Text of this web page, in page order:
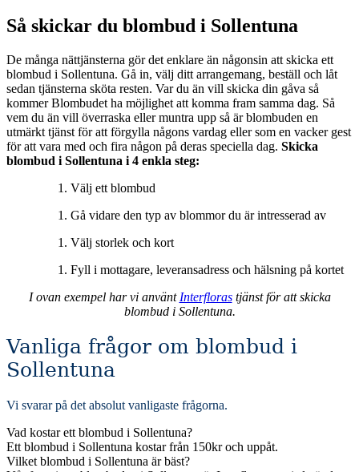
Så skickar du blombud i Sollentuna
De många nättjänsterna gör det enklare än någonsin att skicka ett
blombud i Sollentuna. Gå in, välj ditt arrangemang, beställ och låt
sedan tjänsterna sköta resten. Var du än vill skicka din gåva så
kommer Blombudet ha möjlighet att komma fram samma dag. Så
vem du än vill överraska eller muntra upp så är blombuden en
utmärkt tjänst för att förgylla någons vardag eller som en vacker gest
för att vara med och fira någon på deras speciella dag. Skicka
blombud i Sollentuna i 4 enkla steg:
Välj ett blombud
Gå vidare den typ av blommor du är intresserad av
Välj storlek och kort
Fyll i mottagare, leveransadress och hälsning på kortet
I ovan exempel har vi använt Interflorastjänst för att skicka
blombud i Sollentuna.
Vanliga frågor om blombud i
Sollentuna
Vi svarar på det absolut vanligaste frågorna.
Vad kostar ett blombud i Sollentuna?
Ett blombud i Sollentuna kostar från 150kr och uppåt.
Vilket blombud i Sollentuna är bäst?